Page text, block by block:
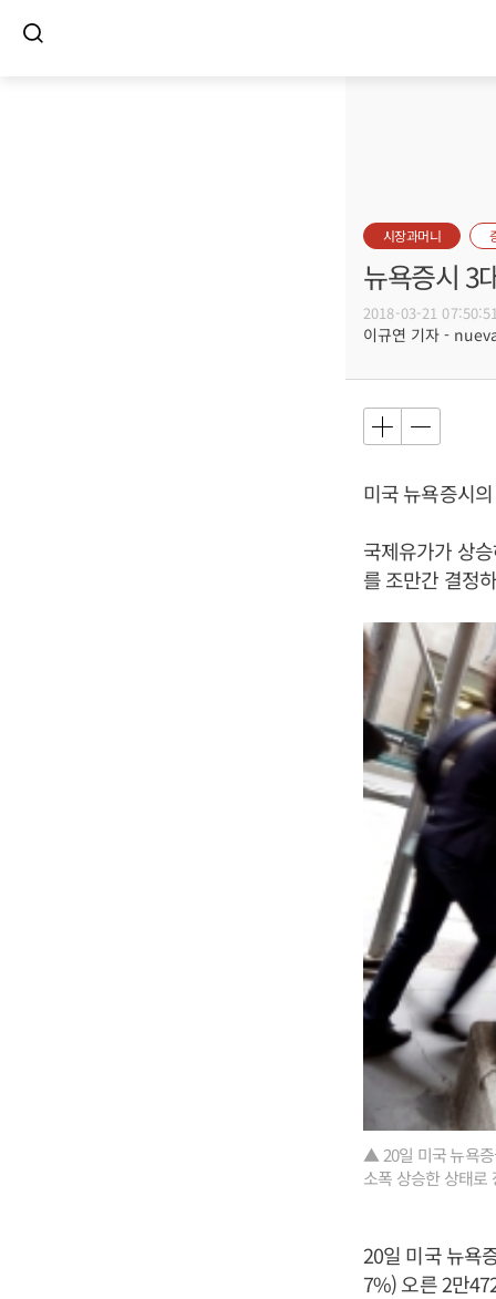
시장과머니
뉴욕증시 3
2018-03-21
이규연 기자 -
미국 뉴욕증시
국제유가가 상
를 조만간 결정
▲ 20일 미국 뉴욕증
소폭 상승한 상태로
20일 미국 뉴욕
7%) 오른 2만